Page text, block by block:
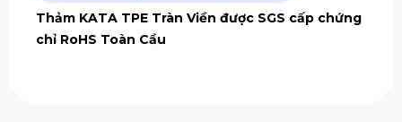
Thảm KATA TPE Tràn Viền được SGS cấp chứng
chỉ RoHS Toàn Cầu